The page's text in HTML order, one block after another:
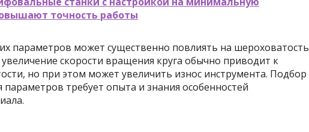
точность работы
параметров может существенно повлиять на шероховатость
скорости вращения круга обычно приводит к
но при этом может увеличить износ инструмента. Подбор
требует опыта и знания особенностей